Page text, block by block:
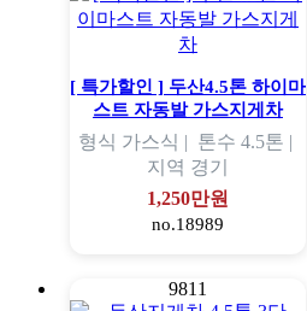
[ 특가할인 ] 두산4.5톤 하이마
스트 자동발 가스지게차
형식 가스식 | 톤수 4.5톤 |
지역 경기
1,250만원
no.18989
9811